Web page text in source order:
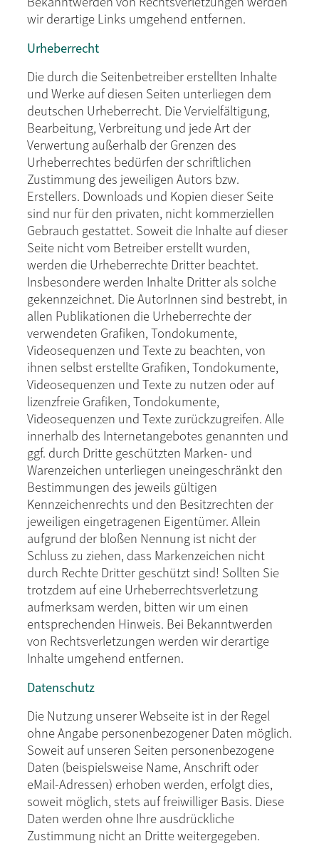
wir derartige Links umgehend entfernen.
Urheberrecht
Die durch die Seitenbetreiber erstellten Inhalte
und Werke auf diesen Seiten unterliegen dem
deutschen Urheberrecht. Die Vervielfältigung,
Bearbeitung, Verbreitung und jede Art der
Verwertung außerhalb der Grenzen des
Urheberrechtes bedürfen der schriftlichen
Zustimmung des jeweiligen Autors bzw.
Erstellers. Downloads und Kopien dieser Seite
sind nur für den privaten, nicht kommerziellen
Gebrauch gestattet. Soweit die Inhalte auf dieser
Seite nicht vom Betreiber erstellt wurden,
werden die Urheberrechte Dritter beachtet.
Insbesondere werden Inhalte Dritter als solche
gekennzeichnet. Die AutorInnen sind bestrebt, in
allen Publikationen die Urheberrechte der
verwendeten Grafiken, Tondokumente,
Videosequenzen und Texte zu beachten, von
ihnen selbst erstellte Grafiken, Tondokumente,
Videosequenzen und Texte zu nutzen oder auf
lizenzfreie Grafiken, Tondokumente,
Videosequenzen und Texte zurückzugreifen. Alle
innerhalb des Internetangebotes genannten und
ggf. durch Dritte geschützten Marken- und
Warenzeichen unterliegen uneingeschränkt den
Bestimmungen des jeweils gültigen
Kennzeichenrechts und den Besitzrechten der
jeweiligen eingetragenen Eigentümer. Allein
aufgrund der bloßen Nennung ist nicht der
Schluss zu ziehen, dass Markenzeichen nicht
durch Rechte Dritter geschützt sind! Sollten Sie
trotzdem auf eine Urheberrechtsverletzung
aufmerksam werden, bitten wir um einen
entsprechenden Hinweis. Bei Bekanntwerden
von Rechtsverletzungen werden wir derartige
Inhalte umgehend entfernen.
Datenschutz
Die Nutzung unserer Webseite ist in der Regel
ohne Angabe personenbezogener Daten möglich.
Soweit auf unseren Seiten personenbezogene
Daten (beispielsweise Name, Anschrift oder
eMail-Adressen) erhoben werden, erfolgt dies,
soweit möglich, stets auf freiwilliger Basis. Diese
Daten werden ohne Ihre ausdrückliche
Zustimmung nicht an Dritte weitergegeben.